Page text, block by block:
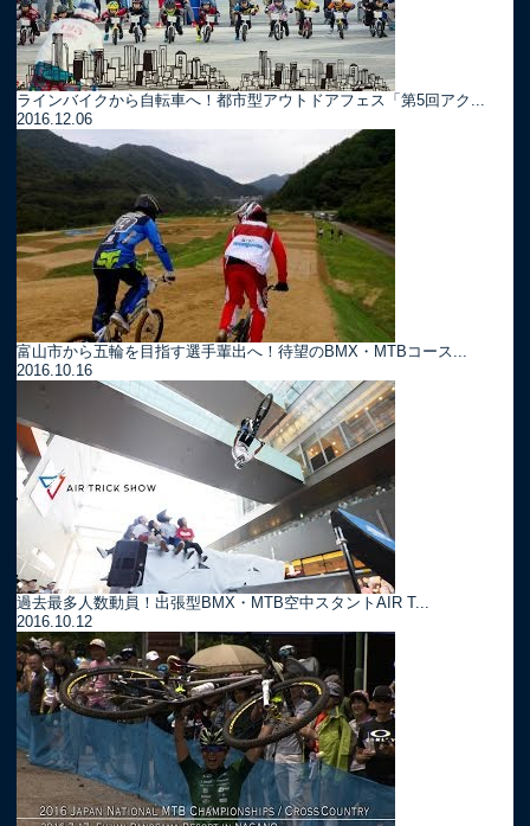
ラインバイクから自転車へ！都市型アウトドアフェス「第5回アク...
2016.12.06
富山市から五輪を目指す選手輩出へ！待望のBMX・MTBコース...
2016.10.16
過去最多人数動員！出張型BMX・MTB空中スタントAIR T...
2016.10.12